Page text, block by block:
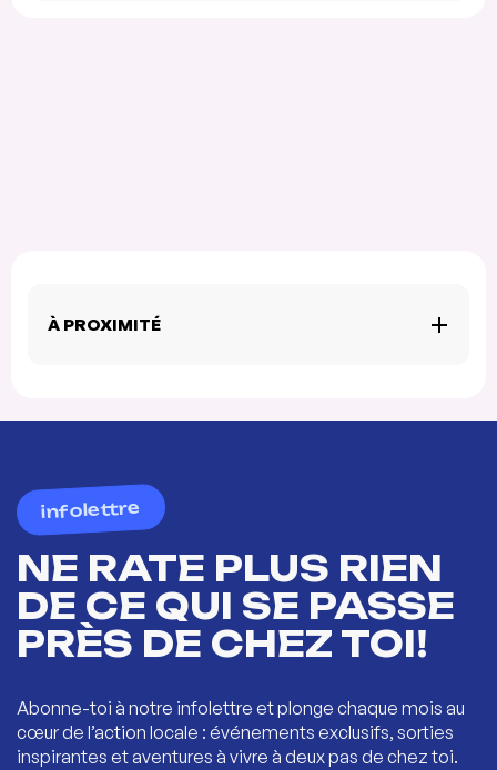
À PROXIMITÉ
infolettre
NE RATE PLUS RIEN
DE CE QUI SE PASSE
PRÈS DE CHEZ TOI!
Abonne-toi à notre infolettre et plonge chaque mois au
cœur de l’action locale : événements exclusifs, sorties
inspirantes et aventures à vivre à deux pas de chez toi.